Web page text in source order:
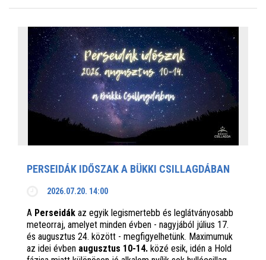
PERSEIDÁK IDŐSZAK A BÜKKI CSILLAGDÁBAN
2026.07.20. 14:00
A Perseidák az egyik legismertebb és leglátványosabb
meteorraj, amelyet minden évben - nagyjából július 17.
és augusztus 24. között - megfigyelhetünk. Maximumuk
az idei évben augusztus 10-14. közé esik, idén a Hold